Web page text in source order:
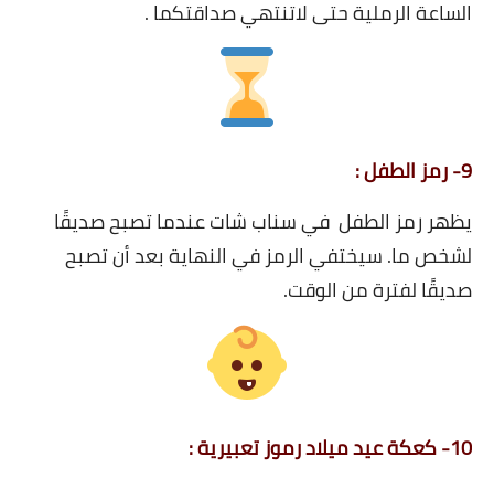
الساعة الرملية حتى لاتنتهي صداقتكما .
9- رمز الطفل :
يظهر رمز الطفل في سناب شات عندما تصبح صديقًا
لشخص ما. سيختفي الرمز في النهاية بعد أن تصبح
صديقًا لفترة من الوقت.
10- كعكة عيد ميلاد رموز تعبيرية :